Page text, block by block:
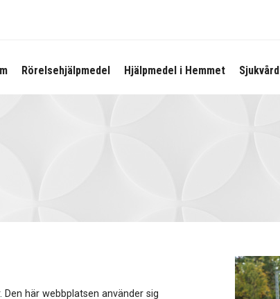
Rörelsehjälpmedel Hjälpmedel i Hemmet Sjukvård
här webbplatsen använder sig